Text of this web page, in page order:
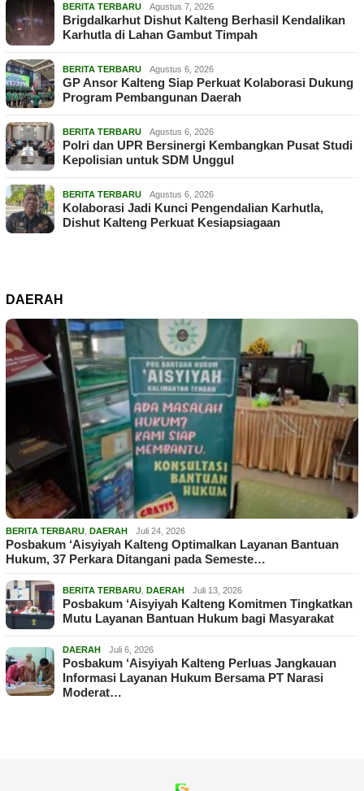
BERITA TERBARU Agustus 7, 2026
Brigdalkarhut Dishut Kalteng Berhasil Kendalikan
Karhutla di Lahan Gambut Timpah
BERITA TERBARU Agustus 6, 2026
GP Ansor Kalteng Siap Perkuat Kolaborasi Dukung
Program Pembangunan Daerah
BERITA TERBARU Agustus 6, 2026
Polri dan UPR Bersinergi Kembangkan Pusat Studi
Kepolisian untuk SDM Unggul
BERITA TERBARU Agustus 6, 2026
Kolaborasi Jadi Kunci Pengendalian Karhutla,
Dishut Kalteng Perkuat Kesiapsiagaan
DAERAH
BERITA TERBARU DAERAH Juli 24, 2026
Posbakum ‘Aisyiyah Kalteng Optimalkan Layanan Bantuan
Hukum, 37 Perkara Ditangani pada Semeste…
BERITA TERBARU DAERAH Juli 13, 2026
Posbakum ‘Aisyiyah Kalteng Komitmen Tingkatkan
Mutu Layanan Bantuan Hukum bagi Masyarakat
DAERAH Juli 6, 2026
Posbakum ‘Aisyiyah Kalteng Perluas Jangkauan
Informasi Layanan Hukum Bersama PT Narasi
Moderat…